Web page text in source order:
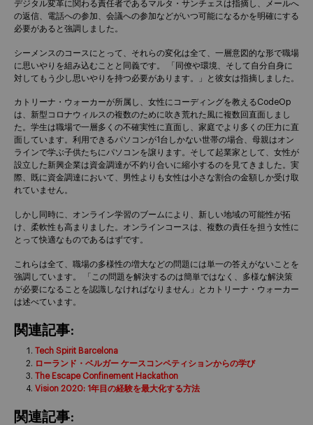
デジタル変革に関わる責任者であるマルタ・サンチェスは指摘し、メールへ
の返信、電話への参加、会議への参加などがいつ可能になるかを明確にする
必要があると強調しました。
シーメンスのコースにとって、それらの変化は全て、一層意図的な形で職場
に思いやりを組み込むことと同義です。 「同僚や環境、そして自分自身に
対してもう少し思いやりを持つ必要があります。」と彼女は指摘しました。
カトリーナ・ウォーカーが所属し、女性にコーディングを教えるCodeOp
は、新型コロナウィルスの複数のために吹き荒れた風に複数回直面しまし
た。学生は職場で一層多くの不確実性に直面し、家庭でより多くの圧力に直
面しています。利用できるパソコンが1台しかない世帯の場合、母親はオン
ラインで学ぶ子供たちにパソコンを譲ります。そして起業家として、女性が
設立した新興企業は資金調達が不釣り合いに縮小するのを見てきました。実
際、既に資金調達において、男性よりも女性は小さな割合の金額しか受け取
れていません。
しかし同時に、オンライン学習のブームにより、新しい地域の可能性が拓
け、柔軟性も高まりました。オンラインコースは、複数の責任を担う女性に
とって快適なものであるはずです。
これらは全て、職場の多様性の増大などの問題には単一の答えがないことを
強調しています。 「この問題を解決するのは簡単ではなく、多様な解決策
が必要になることを認識しなければなりません」とカトリーナ・ウォーカー
は述べています。
関連記事:
Tech Spirit Barcelona
ローランド・ベルガー ケースコンペティションからの学び
The Escape Confinement Hackathon
Vision 2020: 1年目の経験を最大化する方法
関連記事: